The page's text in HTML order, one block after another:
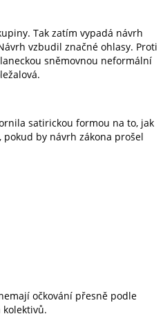
Tak zatím vypadá návrh
vzbudil značné ohlasy. Proti
sněmovnou neformální
satirickou formou na to, jak
by návrh zákona prošel
očkování přesně podle
kolektivů.